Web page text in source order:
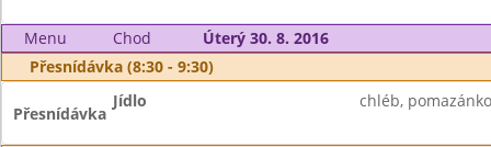
Menu Chod
Úterý 30. 8. 2016
Přesnídávka (8:30 - 9:30)
Přesnídávka
Jídlo chléb,